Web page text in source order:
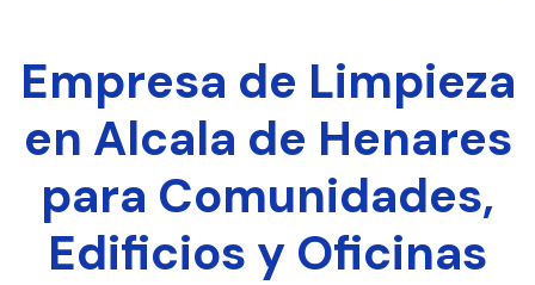
Empresa de Limpieza
en Alcala de Henares
para Comunidades,
Edificios y Oficinas